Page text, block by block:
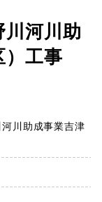
川河川助
）工事
川助成事業吉津